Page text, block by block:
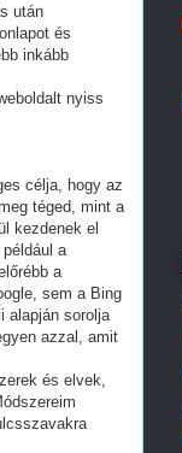
után
és
inkább
nyiss
célja, hogy az
téged, mint a
kezdenek el
a
a
sem a Bing
alapján sorolja
azzal, amit
és elvek,